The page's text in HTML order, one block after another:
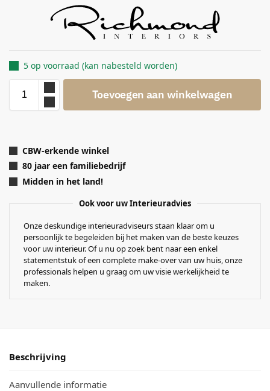
5 op voorraad (kan nabesteld worden)
Toevoegen aan winkelwagen
CBW-erkende winkel
80 jaar een familiebedrijf
Midden in het land!
Ook voor uw Interieuradvies
Onze deskundige interieuradviseurs staan klaar om u
persoonlijk te begeleiden bij het maken van de beste keuzes
voor uw interieur. Of u nu op zoek bent naar een enkel
statementstuk of een complete make-over van uw huis, onze
professionals helpen u graag om uw visie werkelijkheid te
maken.
Beschrijving
Aanvullende informatie